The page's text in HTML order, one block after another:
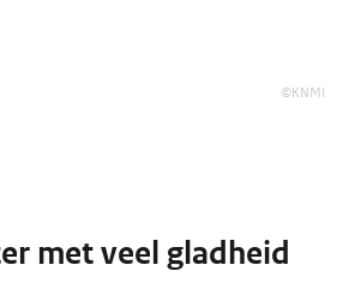
©KNMI
met veel gladheid